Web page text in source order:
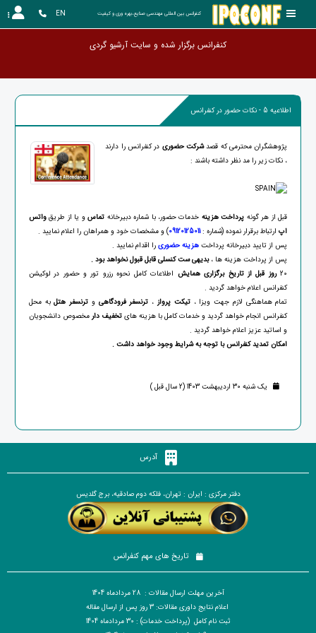
کنفرانس بین المللی مهندسی صنایع،بهره وری و کیفیت EN
کنفرانس برگزار شده و سایت آرشی
اطلاعیه 5 - نکات حضور در کنفرانس
پژوهشگران محترمی که قصدشرکت حضوری در کنفرانس را دارند
، نکات زیر را مد نظر داشته باشند :
قبل از هر گونه پرداخت هزینه خدمات حضور، با شماره دبیرخانه تماس و یا از طریقواتس
اپارتباط برقرار نموده (شماره :09120125011) و مشخصات خود و همراهان را اعلام نمایید .
پس از تایید دبیرخانه پرداخت هزینه حضوریرا اقدام نمایید .
پس از پرداخت هزینه ها ،بدیهی ست کنسلی قابل قبول نخواهد بود .
20روز قبل از تاریخ برگزاری همایش اطلاعات کامل نحوه رزرو تور و حضور در لوکیشن
کنفرانس اعلام خواهد گردید .
تمام هماهنگی لازم جهت ویزا ،تیکت پرواز ، ترنسفر فرودگاهی و ترنسفر هتلبه محل
کنفرانس انجام خواهد گردید و خدمات کامل با هزینه هایتخفیف دار مخصوص دانشجویان
و اساتید عزیز اعلام خواهد گردید .
امکان تمدید کنفرانس با توجه به شرایط وجود خواهد داشت .
یک شنبه 30 اردیبهشت 1403 (2 سال قبل )
آدرس
دفتر مرکزی : ایران : تهران، فلکه دوم صادقیه، برج گلدیس
تاریخ های مهم کنفرانس
آخرین مهلت ارسال مقالات : 28 مردادماه 1404
اعلام نتایج داوری مقالات: 3 روز پس از ارسال مقاله
ثبت نام کامل (پرداخت خدمات) : 30 مردادماه 1404